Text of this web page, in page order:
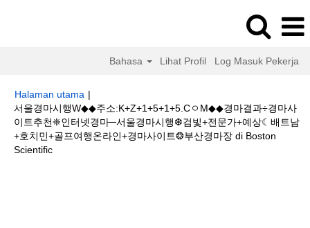
Bahasa Lihat Profil Log Masuk Pekerja
Halaman utama |
서울경마시행W◆◆주소:K+Z+1+5+1+5.CㅇM◆◆경마결과÷경마사
이트추천❈인터넷경마─서울경마시행❆검빛+전문가+예상☾배트남
+호치민+골프여행온라인+경마사이트❂부산경마장 di Boston
Scientific(halaman